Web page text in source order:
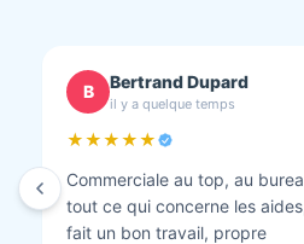
C chantal BOURBONNAIS
il y a quelque temps
★★★★★
Isolation combles et
Travaux bien faits. Personnel
tout est nickel quand ils ont